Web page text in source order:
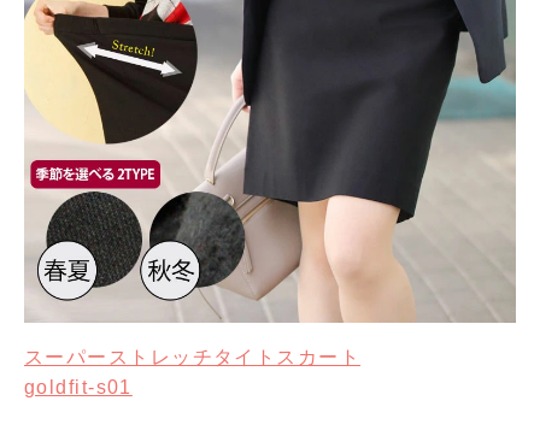
スーパーストレッチタイトスカート
goldfit-s01